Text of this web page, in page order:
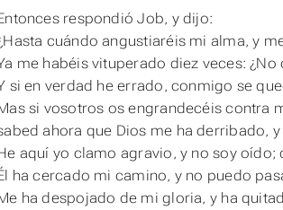
respondió Job, y dijo:
cuándo angustiaréis mi alma, y
me habéis vituperado diez veces:
si en verdad he errado, conmigo se
si vosotros os engrandecéis contra
ahora que Dios me ha derribado,
aquí yo clamo agravio, y no soy oído;
ha cercado mi camino, y no puedo
ha despojado de mi gloria, y ha